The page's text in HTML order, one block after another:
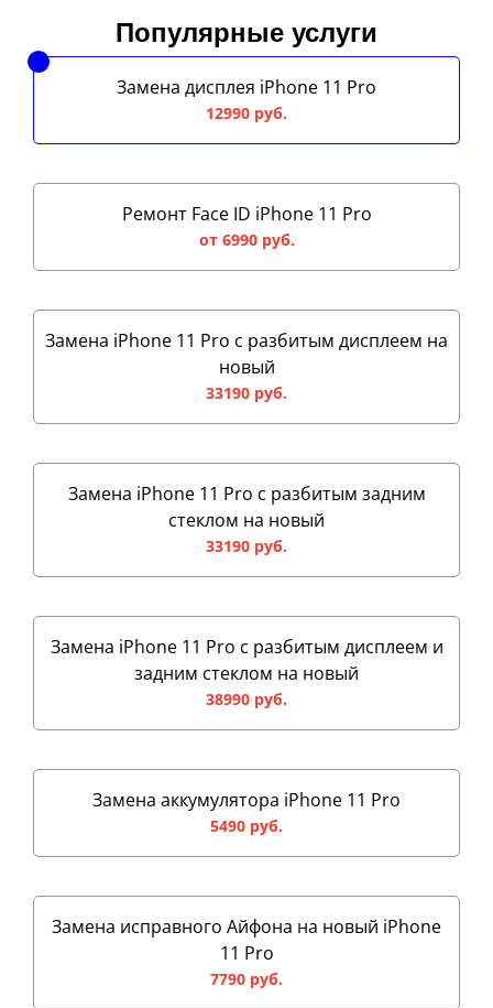
Популярные услуги
Замена дисплея iPhone 11 Pro
12990 руб.
Ремонт Face ID iPhone 11 Pro
от 6990 руб.
Замена iPhone 11 Pro с разбитым дисплеем на
новый
33190 руб.
Замена iPhone 11 Pro с разбитым задним
стеклом на новый
33190 руб.
Замена iPhone 11 Pro с разбитым дисплеем и
задним стеклом на новый
38990 руб.
Замена аккумулятора iPhone 11 Pro
5490 руб.
Замена исправного Айфона на новый iPhone
11 Pro
7790 руб.